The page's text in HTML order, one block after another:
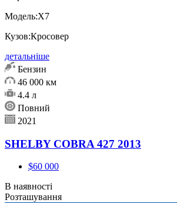
Модель:X7
Кузов:Кросовер
детальніше
Бензин
46 000 км
4.4 л
Повний
2021
SHELBY COBRA 427 2013
$60 000
В наявності
Розташування